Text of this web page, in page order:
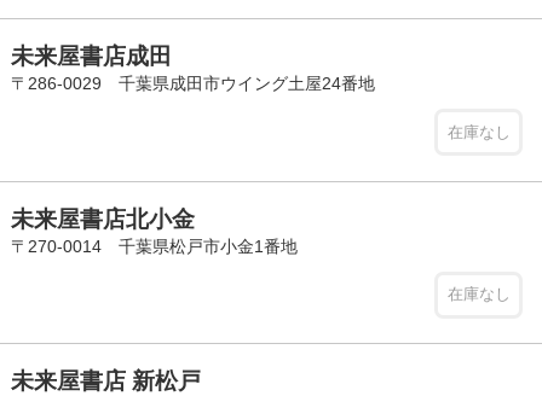
未来屋書店成田
〒286-0029 千葉県成田市ウイング土屋24番地
在庫なし
未来屋書店北小金
〒270-0014 千葉県松戸市小金1番地
在庫なし
未来屋書店 新松戸